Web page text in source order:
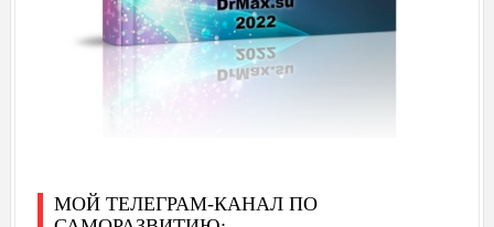
МОЙ ТЕЛЕГРАМ-КАНАЛ ПО